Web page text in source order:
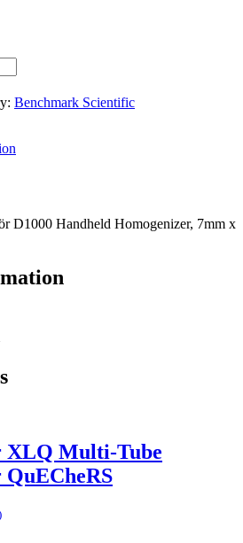
Benchmark Scientific
D1000 Handheld Homogenizer, 7mm x
XLQ Multi-Tube